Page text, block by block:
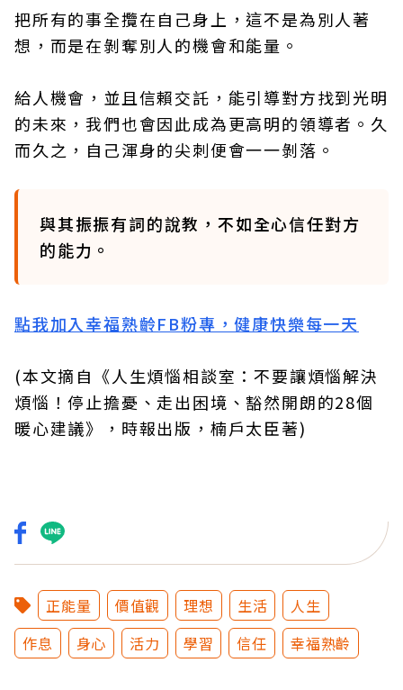
把所有的事全攬在自己身上，這不是為別人著
想，而是在剝奪別人的機會和能量。
給人機會，並且信賴交託，能引導對方找到光明
的未來，我們也會因此成為更高明的領導者。久
而久之，自己渾身的尖刺便會一一剝落。
與其振振有詞的說教，不如全心信任對方
的能力。
點我加入幸福熟齡FB粉專，健康快樂每一天
(本文摘自《人生煩惱相談室：不要讓煩惱解決
煩惱！停止擔憂、走出困境、豁然開朗的28個
暖心建議》，時報出版，楠戶太臣著)
正能量 價值觀 理想 生活
人生
作息
身心 活力 學習 信任 幸福熟齡